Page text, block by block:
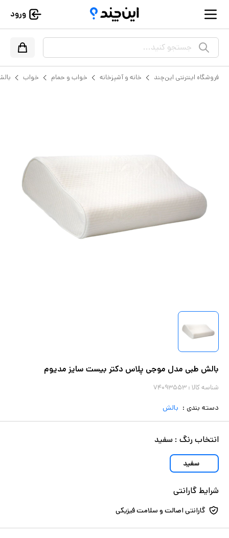
ورود
جستجو کنید...
فروشگاه اینترنتی این‌چند خانه و آشپزخانه خواب و حمام خواب
بالش طبی مدل موجی پلاس دکتر بیست سایز مدیوم
شناسه کالا : ۷۴۰۹۳۵۵۳
دسته بندی : بالش
انتخابرنگ : سفید
سفید
شرایط گارانتی
گارانتی اصالت و سلامت فیزیکی